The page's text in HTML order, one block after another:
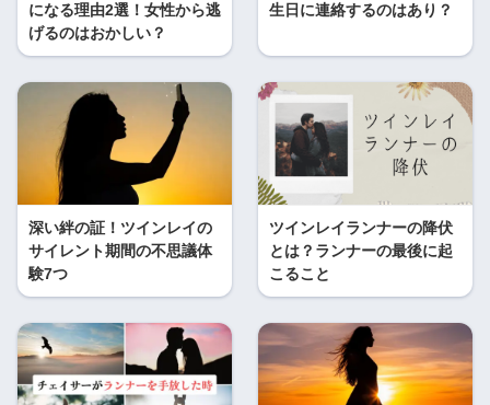
になる理由2選！女性から逃
げるのはおかしい？
生日に連絡するのはあり？
深い絆の証！ツインレイの
サイレント期間の不思議体
験7つ
ツインレイランナーの降伏
とは？ランナーの最後に起
こること